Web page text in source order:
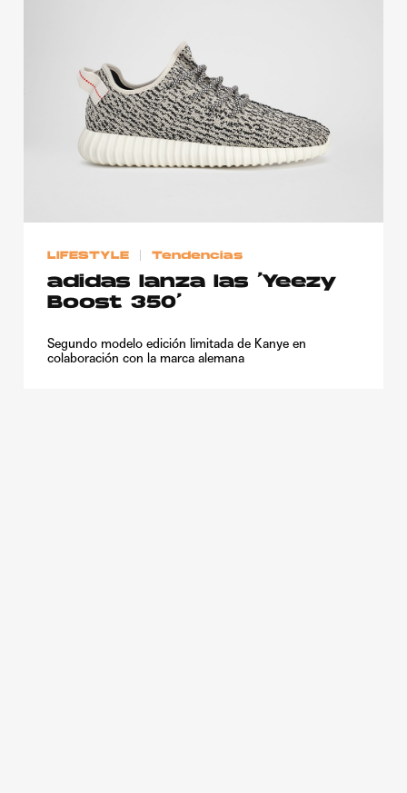
LIFESTYLE Tendencias
adidas lanza las ‘Yeezy
Boost 350’
Segundo modelo edición limitada de Kanye en
colaboración con la marca alemana